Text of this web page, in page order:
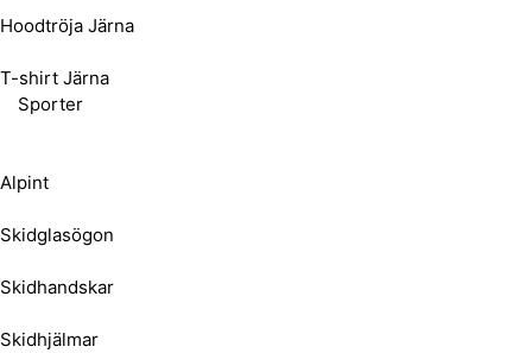
Hoodtröja Järna
T-shirt Järna
Sporter
Alpint
Skidglasögon
Skidhandskar
Skidhjälmar